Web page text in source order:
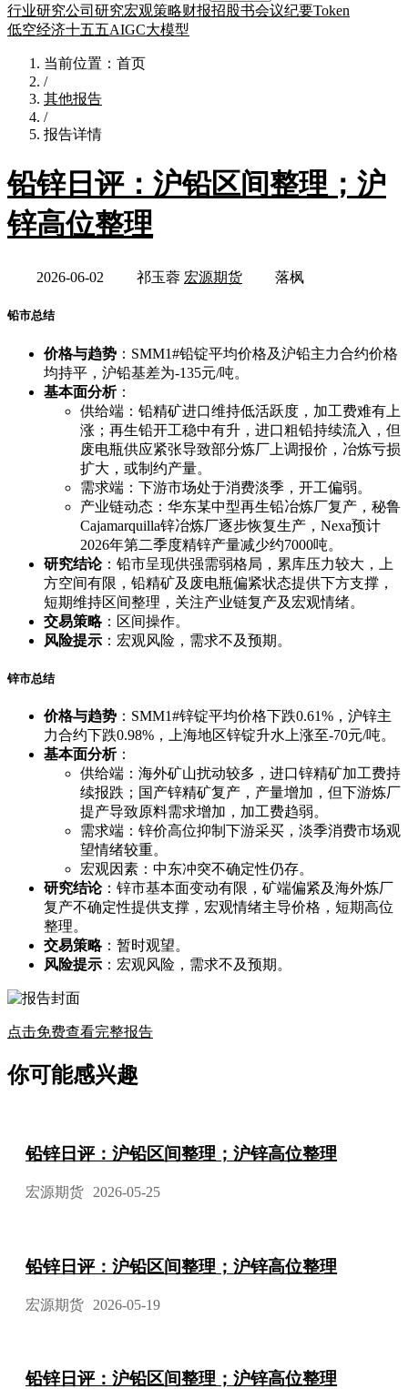
行业研究公司研究宏观策略财报招股书会议纪要Token
低空经济十五五AIGC大模型
当前位置：首页
/
其他报告
/
报告详情
铅锌日评：沪铅区间整理；沪
锌高位整理
2026-06-02 祁玉蓉 宏源期货 落枫
铅市总结
价格与趋势 ：SMM1#铅锭平均价格及沪铅主力合约价格
均持平，沪铅基差为-135元/吨。
基本面分析：
供给端：铅精矿进口维持低活跃度，加工费难有上
涨；再生铅开工稳中有升，进口粗铅持续流入，但
废电瓶供应紧张导致部分炼厂上调报价，冶炼亏损
扩大，或制约产量。
需求端：下游市场处于消费淡季，开工偏弱。
产业链动态：华东某中型再生铅冶炼厂复产，秘鲁
Cajamarquilla锌冶炼厂逐步恢复生产，Nexa预计
2026年第二季度精锌产量减少约7000吨。
研究结论：铅市呈现供强需弱格局，累库压力较大，上
方空间有限，铅精矿及废电瓶偏紧状态提供下方支撑，
短期维持区间整理，关注产业链复产及宏观情绪。
交易策略：区间操作。
风险提示 ：宏观风险，需求不及预期。
锌市总结
价格与趋势 ：SMM1#锌锭平均价格下跌0.61%，沪锌主
力合约下跌0.98%，上海地区锌锭升水上涨至-70元/吨。
基本面分析：
供给端：海外矿山扰动较多，进口锌精矿加工费持
续报跌；国产锌精矿复产，产量增加，但下游炼厂
提产导致原料需求增加，加工费趋弱。
需求端：锌价高位抑制下游采买，淡季消费市场观
望情绪较重。
宏观因素：中东冲突不确定性仍存。
研究结论：锌市基本面变动有限，矿端偏紧及海外炼厂
复产不确定性提供支撑，宏观情绪主导价格，短期高位
整理。
交易策略：暂时观望。
风险提示 ：宏观风险，需求不及预期。
点击免费查看完整报告
你可能感兴趣
铅锌日评：沪铅区间整理；沪锌高位整理
宏源期货 2026-05-25
铅锌日评：沪铅区间整理；沪锌高位整理
宏源期货 2026-05-19
铅锌日评：沪铅区间整理；沪锌高位整理